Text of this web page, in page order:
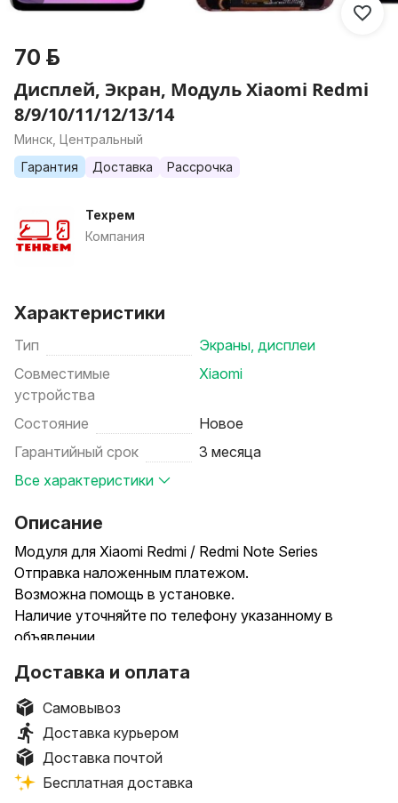
70 р.
Дисплей, Экран, Модуль Xiaomi Redmi
8/9/10/11/12/13/14
Минск, Центральный
Гарантия
Доставка Рассрочка
Техрем
Компания
Характеристики
Тип
Экраны, дисплеи
Совместимые
устройства
Xiaomi
Состояние
Новое
Гарантийный срок
3 месяца
Все характеристики
Описание
Модуля для Xiaomi Redmi / Redmi Note Series
Отправка наложенным платежом.
Возможна помощь в установке.
Наличие уточняйте по телефону указанному в
объявлении.
-------------------
Клей для установки экрана 15мл (в ассорт.) — 5 руб.
-----------------------------------------------------------
-------------------
Xiaomi Redmi 8 // 8A — (Копия) 50р., (Оригинал) —
60р.
Доставка и оплата
Самовывоз
Доставка курьером
Доставка почтой
Бесплатная доставка